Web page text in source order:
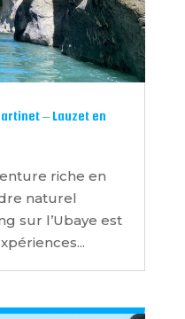
– Lauzet en
riche en
naturel
sur l’Ubaye est